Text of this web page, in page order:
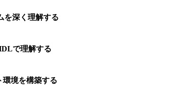
を深く理解する
で理解する
環境を構築する